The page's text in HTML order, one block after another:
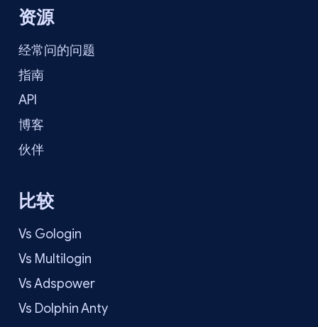
资源
经常问的问题
指南
API
博客
伙伴
比较
Vs Gologin
Vs Multilogin
Vs Adspower
Vs Dolphin Anty